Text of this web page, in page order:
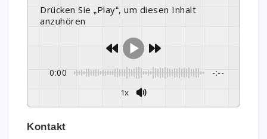
Drücken Sie „Play“, um diesen Inhalt
anzuhören
0:00 -:--
1x
Kontakt